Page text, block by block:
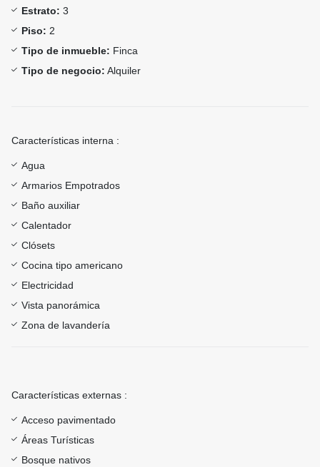
Estrato: 3
Piso: 2
Tipo de inmueble: Finca
Tipo de negocio: Alquiler
Características interna :
Agua
Armarios Empotrados
Baño auxiliar
Calentador
Clósets
Cocina tipo americano
Electricidad
Vista panorámica
Zona de lavandería
Características externas :
Acceso pavimentado
Áreas Turísticas
Bosque nativos